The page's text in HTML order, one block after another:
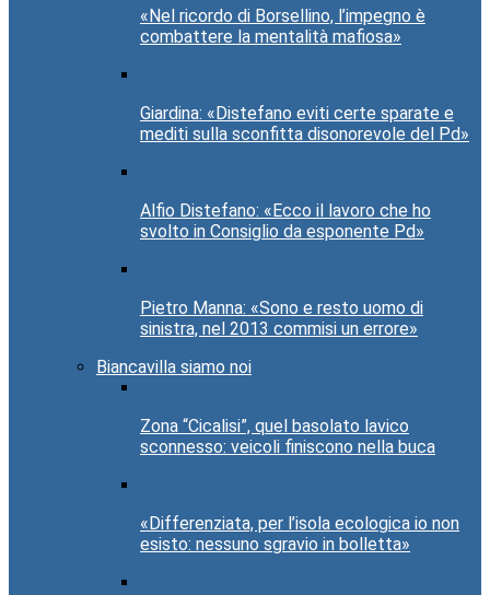
«Nel ricordo di Borsellino, l’impegno è
combattere la mentalità mafiosa»
Giardina: «Distefano eviti certe sparate e
mediti sulla sconfitta disonorevole del Pd»
Alfio Distefano: «Ecco il lavoro che ho
svolto in Consiglio da esponente Pd»
Pietro Manna: «Sono e resto uomo di
sinistra, nel 2013 commisi un errore»
Biancavilla siamo noi
Zona “Cicalisi”, quel basolato lavico
sconnesso: veicoli finiscono nella buca
«Differenziata, per l’isola ecologica io non
esisto: nessuno sgravio in bolletta»